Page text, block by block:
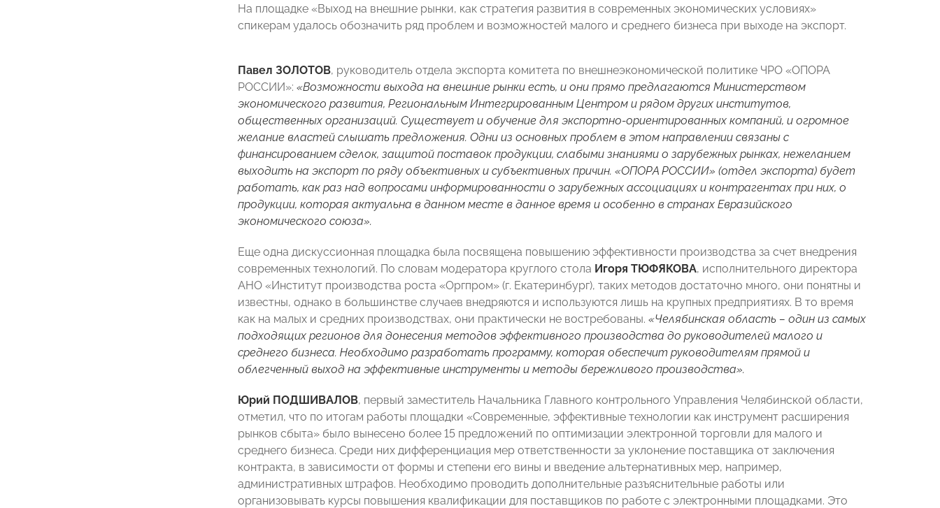
На площадке «Выход на внешние рынки, как стратегия развития в современных экономических условиях»
спикерам удалось обозначить ряд проблем и возможностей малого и среднего бизнеса при выходе на экспорт.
Павел ЗОЛОТОВ, руководитель отдела экспорта комитета по внешнеэкономической политике ЧРО «ОПОРА
РОССИИ»: «Возможности выхода на внешние рынки есть, и они прямо предлагаются Министерством
экономического развития, Региональным Интегрированным Центром и рядом других институтов,
общественных организаций. Существует и обучение для экспортно-ориентированных компаний, и огромное
желание властей слышать предложения. Одни из основных проблем в этом направлении связаны с
финансированием сделок, защитой поставок продукции, слабыми знаниями о зарубежных рынках, нежеланием
выходить на экспорт по ряду объективных и субъективных причин. «ОПОРА РОССИИ» (отдел экспорта) будет
работать, как раз над вопросами информированности о зарубежных ассоциациях и контрагентах при них, о
продукции, которая актуальна в данном месте в данное время и особенно в странах Евразийского
экономического союза».
Еще одна дискуссионная площадка была посвящена повышению эффективности производства за счет внедрения
современных технологий. По словам модератора круглого стола Игоря ТЮФЯКОВА, исполнительного директора
АНО «Институт производства роста «Оргпром» (г. Екатеринбург), таких методов достаточно много, они понятны и
известны, однако в большинстве случаев внедряются и используются лишь на крупных предприятиях. В то время
как на малых и средних производствах, они практически не востребованы. «Челябинская область – один из самых
подходящих регионов для донесения методов эффективного производства до руководителей малого и
среднего бизнеса. Необходимо разработать программу, которая обеспечит руководителям прямой и
облегченный выход на эффективные инструменты и методы бережливого производства».
Юрий ПОДШИВАЛОВ, первый заместитель Начальника Главного контрольного Управления Челябинской области,
отметил, что по итогам работы площадки «Современные, эффективные технологии как инструмент расширения
рынков сбыта» было вынесено более 15 предложений по оптимизации электронной торговли для малого и
среднего бизнеса. Среди них дифференциация мер ответственности за уклонение поставщика от заключения
контракта, в зависимости от формы и степени его вины и введение альтернативных мер, например,
административных штрафов. Необходимо проводить дополнительные разъяснительные работы или
организовывать курсы повышения квалификации для поставщиков по работе с электронными площадками. Это